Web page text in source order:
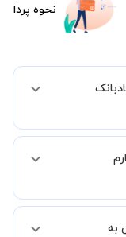
نحوه
برای برگزاری
داد.
به